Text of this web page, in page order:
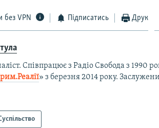
без VPN Підписатись Друк
Співпрацює з Радіо Свобода з 1990
» з березня 2014 року.